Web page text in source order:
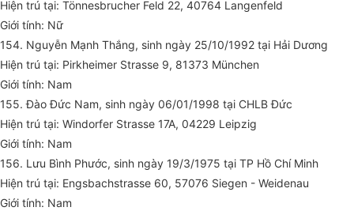
Hiện trú tại: Tönnesbrucher Feld 22, 40764 Langenfeld
Giới tính: Nữ
154. Nguyễn Mạnh Thắng, sinh ngày 25/10/1992 tại Hải Dương
Hiện trú tại: Pirkheimer Strasse 9, 81373 München
Giới tính: Nam
155. Đào Đức Nam, sinh ngày 06/01/1998 tại CHLB Đức
Hiện trú tại: Windorfer Strasse 17A, 04229 Leipzig
Giới tính: Nam
156. Lưu Bình Phước, sinh ngày 19/3/1975 tại TP Hồ Chí Minh
Hiện trú tại: Engsbachstrasse 60, 57076 Siegen - Weidenau
Giới tính: Nam